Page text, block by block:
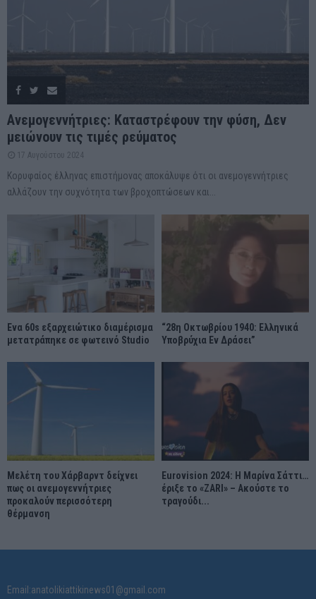
Ανεμογεννήτριες: Καταστρέφουν την φύση, Δεν
μειώνουν τις τιμές ρεύματος
17 Αυγούστου 2024
Κορυφαίος έλληνας επιστήμονας αποκάλυψε ότι οι ανεμογεννήτριες
αλλάζουν την συχνότητα των βροχοπτώσεων και...
Ένα 60s εξαρχειώτικο διαμέρισμα
μετατράπηκε σε φωτεινό Studio
“28η Οκτωβρίου 1940: Ελληνικά
Υποβρύχια Εν Δράσει”
Μελέτη του Χάρβαρντ δείχνει
πως οι ανεμογεννήτριες
προκαλούν περισσότερη
θέρμανση
Eurovision 2024: Η Μαρίνα Σάττι…
έριξε το «ZARI» – Ακούστε το
τραγούδι...
Email:anatolikiattikinews01@gmail.com